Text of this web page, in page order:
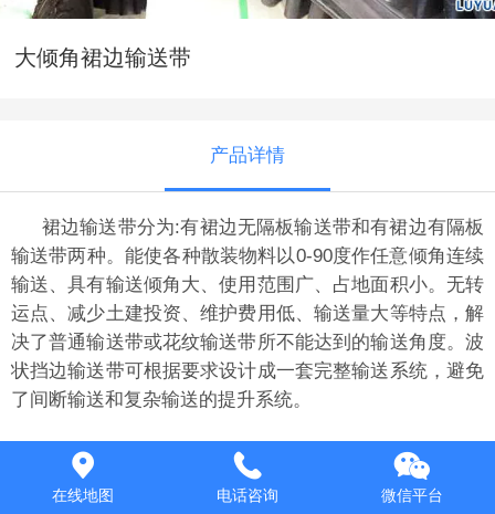
大倾角裙边输送带
产品详情
裙边输送带分为:有裙边无隔板输送带和有裙边有隔板
输送带两种。能使各种散装物料以0-90度作任意倾角连续
输送、具有输送倾角大、使用范围广、占地面积小。无转
运点、减少土建投资、维护费用低、输送量大等特点，解
决了普通输送带或花纹输送带所不能达到的输送角度。波
状挡边输送带可根据要求设计成一套完整输送系统，避免
了间断输送和复杂输送的提升系统。
波状挡边输送带可沿水平、倾斜、垂直和变角方向输
送各种散装物料，从煤、矿石、沙子到化肥和粮食等。
在线地图 电话咨询 微信平台